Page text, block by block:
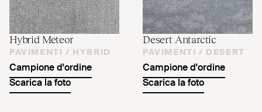
Hybrid Meteor
PAVIMENTI / HYBRID
Campione d'ordine
Scarica la foto
Desert Antarctic
PAVIMENTI / DESERT
Campione d'ordine
Scarica la foto